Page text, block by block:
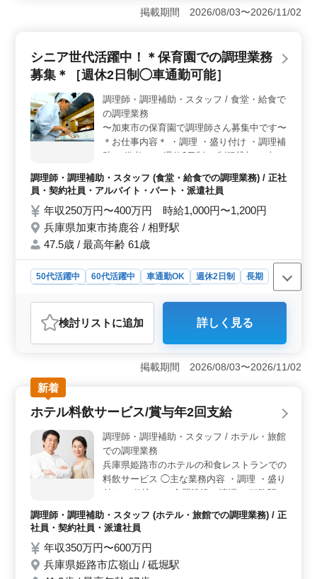
市の特別養護老人ホームでは、週休2日制を採用してお
り、スタッフのワークライフバランスを重視していま
えられています。 ＜経験を活かせる職場＞ 調理経
験3年以上の方を募集しており、50代、60代のシニア世代
が活躍中です。ブランクがある方も応募可能で、これま
す。 ＜安定した労働条件＞ 社会保険完備など、福
利厚生面も充実しております。車通勤も可能で、通勤の
利便性も高い点が魅力です。
掲載期間 2026/08/03〜2026/11/02
シニア世代活躍中！＊保育園での調理業務
募集＊［週休2日制◯車通勤可能］
調理師・調理補助・スタッフ / 食堂・給食で
の調理業務
〜加東市の保育園で調理師さん募集中です〜
＊お仕事内容＊ ・調理 ・盛り付け ・調理補
助 ＊備考＊ ・週休2日制 ・制服貸与 ・車通
皆様からのご応募お待ちしております！
調理師・調理補助・スタッフ (食堂・給食での調理業務) / 正社
員・契約社員・アルバイト・パート・派遣社員
年収250万円〜400万円 時給1,000円〜1,200円
兵庫県加東市掎鹿谷 / 相野駅
47.5歳 / 最高年齢 61歳
50代活躍中 60代活躍中 車通勤OK 週休2日制
長期
調理師・調理補助・スタッフ
おすすめポイント
＜シニア世代歓迎＞ 兵庫県加東市の保育園で調理師を
募集中。 50代、60代のシニア世代が活躍しています。
調理経験3年以上あれば、ブランクがある方も歓迎してお
り、経験を生かし活躍するチャンスがあります。 ＜
働きやすい環境＞ 週休2日制です。車通勤が可能で、通
勤の利便性も高く、制服も貸与されるため、働く上での
負担が少ない点が魅力です。 ＜安定した待遇＞ 年
収280万円〜380万円、時給1,000円〜1,200円の給与体
系。雇用保険、労災保険、健康保険、厚生年金の社会保
険も完備されており、安定して長期的に働ける環境が整
っています。
検討リスト に追加 詳しく見る
掲載期間 2026/08/03〜2026/11/02
新着
ホテル料飲サービス/賞与年2回支給
調理師・調理補助・スタッフ / ホテル・旅館
での調理業務
兵庫県姫路市のホテルの和食レストランでの
料飲サービス ◯主な業務内容 ・調理 ・盛り
付け ・仕込み ・食器洗浄、清掃 ＊姫路駅よ
もご利用いただけます。 ＊出勤日数、勤務
時間については相談に応じます。 現在60歳
以上のベテラン料理人も活躍中。 今までの
経験を活かして、厨房で活躍してみません
調理師・調理補助・スタッフ (ホテル・旅館での調理業務) / 正
社員・契約社員・派遣社員
年収350万円〜600万円
兵庫県姫路市広嶺山 / 砥堀駅